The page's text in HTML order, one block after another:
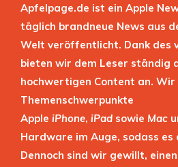
Apfelpage.de ist ein Apple
täglich brandneue News aus
Welt veröffentlicht. Dank des
bieten wir dem Leser ständig
hochwertigen Content an.
Themenschwerpunkte
Apple iPhone, iPad sowie Mac
Hardware im Auge, sodass es
Dennoch sind wir gewillt,